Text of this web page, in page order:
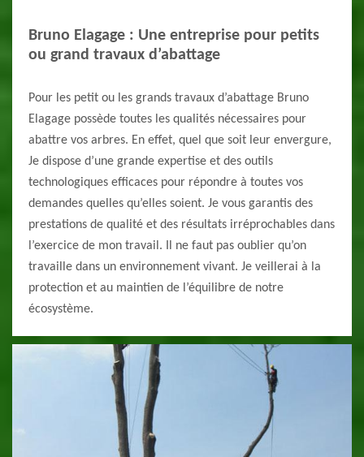
Bruno Elagage : Une entreprise pour petits
ou grand travaux d’abattage
Pour les petit ou les grands travaux d’abattage Bruno
Elagage possède toutes les qualités nécessaires pour
abattre vos arbres. En effet, quel que soit leur envergure,
Je dispose d’une grande expertise et des outils
technologiques efficaces pour répondre à toutes vos
demandes quelles qu’elles soient. Je vous garantis des
prestations de qualité et des résultats irréprochables dans
l’exercice de mon travail. Il ne faut pas oublier qu’on
travaille dans un environnement vivant. Je veillerai à la
protection et au maintien de l’équilibre de notre
écosystème.